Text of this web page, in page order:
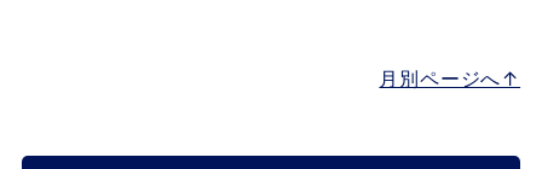
月別ページへ↑